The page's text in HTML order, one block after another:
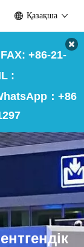
FAX: +86-21-
:
： +86
Қазақша